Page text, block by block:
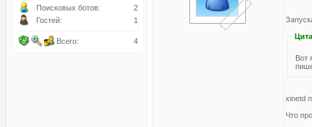
Поисковых ботов:
2
Гостей:
1
Всего: 4
Вот
xinetd
Что